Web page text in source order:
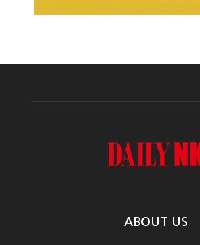
ABOUT US